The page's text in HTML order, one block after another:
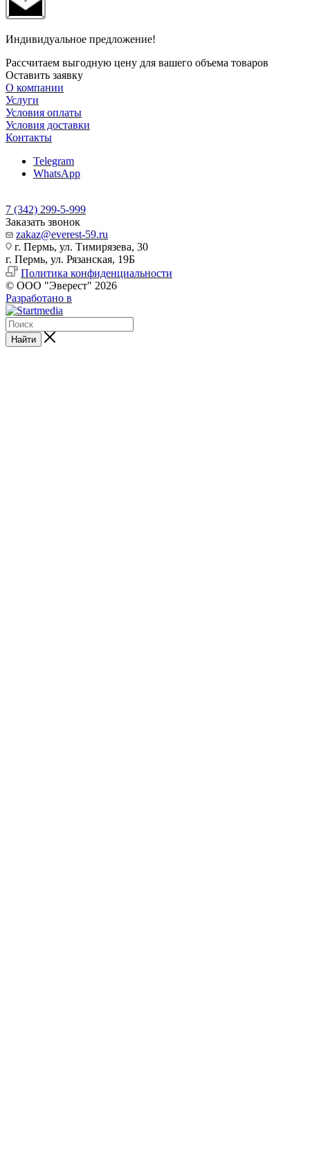
Индивидуальное предложение!
Рассчитаем выгодную цену для вашего объема товаров
Оставить заявку
О компании
Услуги
Условия оплаты
Условия доставки
Контакты
Telegram
WhatsApp
7 (342) 299-5-999
Заказать звонок
zakaz@everest-59.ru
г. Пермь, ул. Тимирязева, 30
г. Пермь, ул. Рязанская, 19Б
Политика конфиденциальности
© ООО "Эверест" 2026
Разработано в
Найти